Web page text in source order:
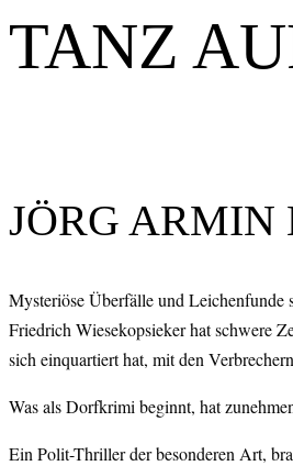
TANZ
JÖRG ARMIN
Mysteriöse Überfälle und
Friedrich Wiesekopsieker hat schwere
sich einquartiert hat, mit den
Was als Dorfkrimi beginnt, hat
Ein Polit-Thriller der besonderen Art,